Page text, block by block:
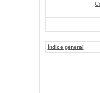
Índice general